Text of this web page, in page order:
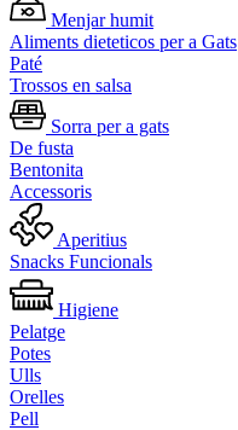
Menjar humit
Aliments dieteticos per a Gats
Paté
Trossos en salsa
Sorra per a gats
De fusta
Bentonita
Accessoris
Aperitius
Snacks Funcionals
Higiene
Pelatge
Potes
Ulls
Orelles
Pell